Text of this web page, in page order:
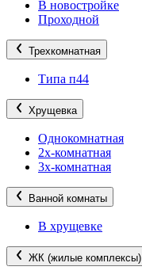
В новостройке
Проходной
Трехкомнатная
Типа п44
Хрущевка
Однокомнатная
2х-комнатная
3х-комнатная
Ванной комнаты
В хрущевке
ЖК (жилые комплексы)